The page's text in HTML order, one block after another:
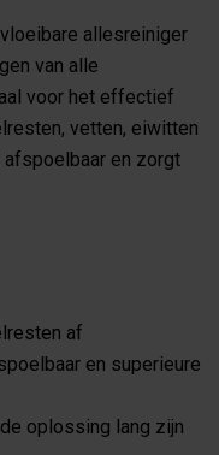
allesreiniger
van alle
voor het effectief
vetten, eiwitten
afspoelbaar en zorgt
af
en superieure
oplossing lang zijn